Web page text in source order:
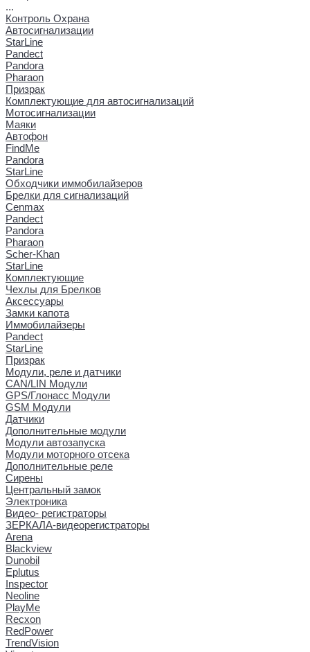
...
Контроль Охрана
Автосигнализации
StarLine
Pandect
Pandora
Pharaon
Призрак
Комплектующие для автосигнализаций
Мотосигнализации
Маяки
Автофон
FindMe
Pandora
StarLine
Обходчики иммобилайзеров
Брелки для сигнализаций
Cenmax
Pandect
Pandora
Pharaon
Scher-Khan
StarLine
Комплектующие
Чехлы для Брелков
Аксессуары
Замки капота
Иммобилайзеры
Pandect
StarLine
Призрак
Модули, реле и датчики
CAN/LIN Модули
GPS/Глонасс Модули
GSM Модули
Датчики
Дополнительные модули
Модули автозапуска
Модули моторного отсека
Дополнительные реле
Сирены
Центральный замок
Электроника
Видео- регистраторы
ЗЕРКАЛА-видеорегистраторы
Arena
Blackview
Dunobil
Eplutus
Inspector
Neoline
PlayMe
Recxon
RedPower
TrendVision